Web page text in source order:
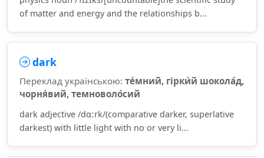
of matter and energy and the relationships b...
dark
Переклад українською: те́мний, гірки́й шокола́д,
чорня́вий, темноволо́сий
dark adjective /dɑːrk/(comparative darker, superlative
darkest) with little light with no or very li...